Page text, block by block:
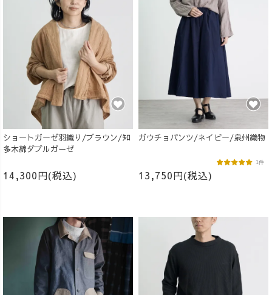
ショートガーゼ羽織り/ブラウン/知
多木綿ダブルガーゼ
14,300円(税込)
ガウチョパンツ/ネイビー/泉州織物
13,750円(税込)
1件